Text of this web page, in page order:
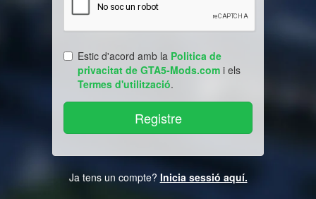
Estic d'acord amb la Politica de
privacitat de GTA5-Mods.com i els
Termes d'utilització.
Ja tens un compte? Inicia sessió aquí.